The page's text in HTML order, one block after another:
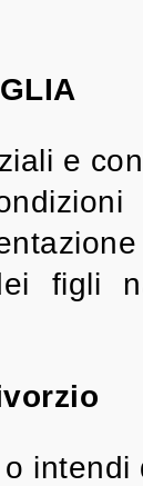
e
figli